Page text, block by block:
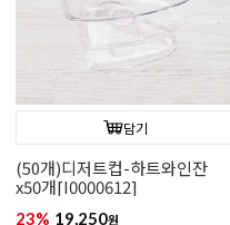
담기
(50개)디저트컵-하트와인잔
x50개[I0000612]
23% 19,250원